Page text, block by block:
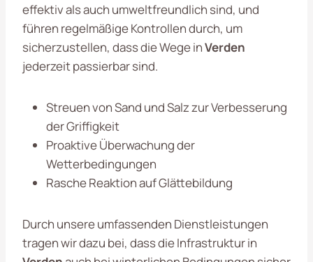
effektiv als auch umweltfreundlich sind, und
führen regelmäßige Kontrollen durch, um
sicherzustellen, dass die Wege inVerden
jederzeit passierbar sind.
Streuen von Sand und Salz zur Verbesserung
der Griffigkeit
Proaktive Überwachung der
Wetterbedingungen
Rasche Reaktion auf Glättebildung
Durch unsere umfassenden Dienstleistungen
tragen wir dazu bei, dass die Infrastruktur in